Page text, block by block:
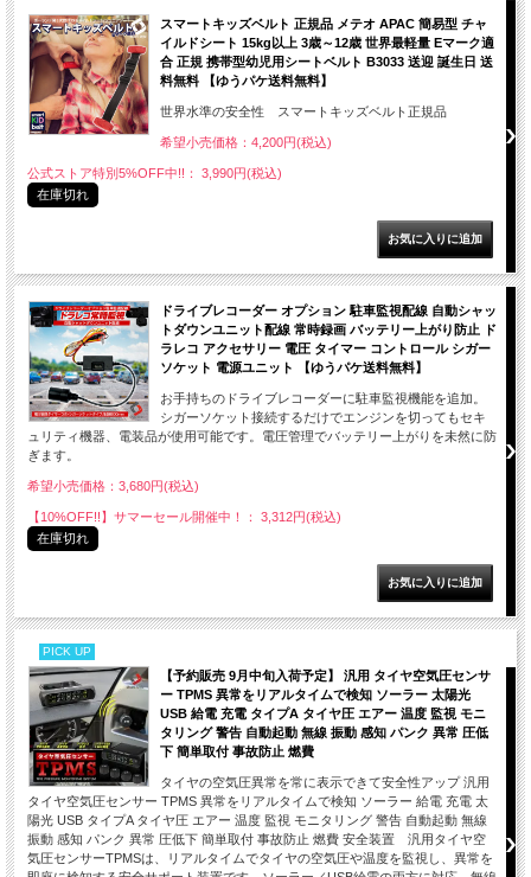
スマートキッズベルト 正規品 メテオ APAC 簡易型 チャ
イルドシート 15kg以上 3歳～12歳 世界最軽量 Eマーク適
合 正規 携帯型幼児用シートベルト B3033 送迎 誕生日 送
料無料 【ゆうパケ送料無料】
世界水準の安全性 スマートキッズベルト正規品
希望小売価格：4,200円(税込)
公式ストア特別5%OFF中!!： 3,990円(税込)
在庫切れ
ドライブレコーダー オプション 駐車監視配線 自動シャッ
トダウンユニット配線 常時録画 バッテリー上がり防止 ド
ラレコ アクセサリー 電圧 タイマー コントロール シガー
ソケット 電源ユニット 【ゆうパケ送料無料】
お手持ちのドライブレコーダーに駐車監視機能を追加。
シガーソケット接続するだけでエンジンを切ってもセキ
ュリティ機器、電装品が使用可能です。電圧管理でバッテリー上がりを未然に防
ぎます。
希望小売価格：3,680円(税込)
【10%OFF!!】サマーセール開催中！： 3,312円(税込)
在庫切れ
PICK UP
【予約販売 9月中旬入荷予定】 汎用 タイヤ空気圧センサ
ー TPMS 異常をリアルタイムで検知 ソーラー 太陽光
USB 給電 充電 タイプA タイヤ圧 エアー 温度 監視 モニ
タリング 警告 自動起動 無線 振動 感知 パンク 異常 圧低
下 簡単取付 事故防止 燃費
タイヤの空気圧異常を常に表示できて安全性アップ 汎用
タイヤ空気圧センサー TPMS 異常をリアルタイムで検知 ソーラー 給電 充電 太
陽光 USB タイプA タイヤ圧 エアー 温度 監視 モニタリング 警告 自動起動 無線
振動 感知 パンク 異常 圧低下 簡単取付 事故防止 燃費 安全装置 汎用タイヤ空
気圧センサーTPMSは、リアルタイムでタイヤの空気圧や温度を監視し、異常を